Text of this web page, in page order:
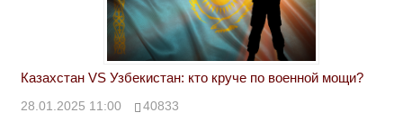
Казахстан VS Узбекистан: кто круче по военной мощи?
28.01.2025 11:00 40833